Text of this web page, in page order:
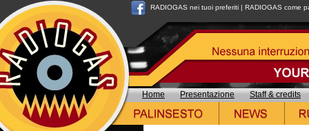
RADIOGAS nei tuoi preferiti | RADIOGAS come
Home Presentazione Staff & credits